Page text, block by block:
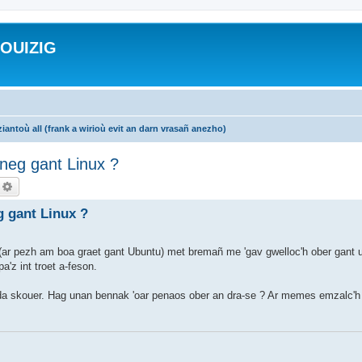
all (frank a wirioù evit an darn vrasañ anezho)
gant Linux ?
gant Linux ?
pezh am boa graet gant Ubuntu) met bremañ me 'gav gwelloc'h ober gant
int troet a-feson.
Hag unan bennak 'oar penaos ober an dra-se ? Ar memes